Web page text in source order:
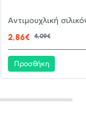
2,86€ 4,09€
Προσθήκη